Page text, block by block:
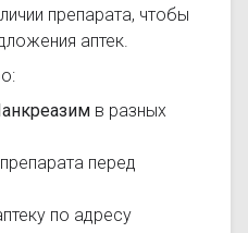
препарата, чтобы
аптек.
в разных
перед
по адресу